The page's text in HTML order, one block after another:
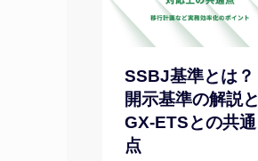
SSBJ基準とは？
開示基準の解説と
GX-ETSとの共通
点